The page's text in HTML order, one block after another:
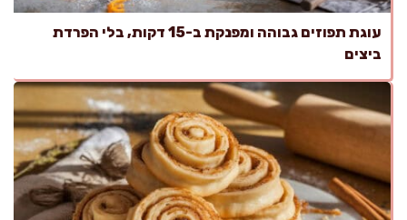
עוגת תפוזים גבוהה ומפנקת ב-15 דקות, בלי הפרדת
ביצים